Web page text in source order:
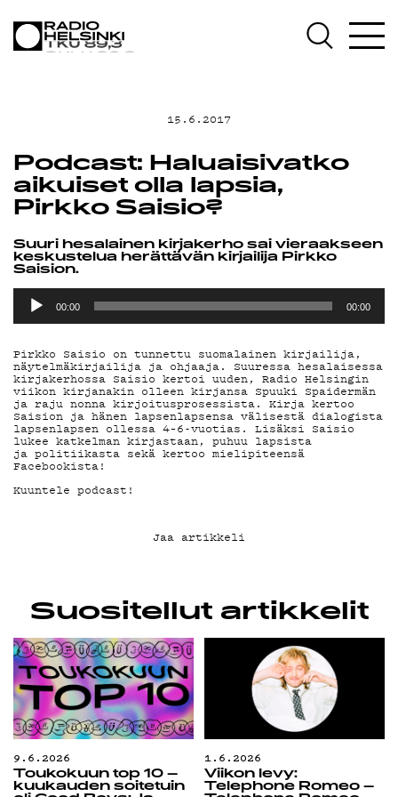
AJANKOHTAISTA
OHJELMAT
TEKIJÄT
ON-DEMAND
PODCAST
MAINOSTA
YHTEYSTIEDOT
G LIVELAB
YSTÄVÄKLUBI
TIETOSUOJA
KIRJAUDU SISÄÄN
15.6.2017
Podcast: Haluaisivatko
aikuiset olla lapsia,
Pirkko Saisio?
Suuri hesalainen kirjakerho sai vieraakseen
keskustelua herättävän kirjailija Pirkko
Saision.
Äänitoistin
00:00 00:00
Pirkko Saisio on tunnettu suomalainen kirjailija,
näytelmäkirjailija ja ohjaaja. Suuressa hesalaisessa
kirjakerhossa Saisio kertoi uuden, Radio Helsingin
viikon kirjanakin olleen kirjansa Spuuki Spaidermän
ja raju nonna kirjoitusprosessista. Kirja kertoo
Saision ja hänen lapsenlapsensa välisestä dialogista
lapsenlapsen ollessa 4–6-vuotias. Lisäksi Saisio
lukee katkelman kirjastaan, puhuu lapsista
ja politiikasta sekä kertoo mielipiteensä
Facebookista!
Kuuntele podcast!
Jaa artikkeli
Suositellut artikkelit
9.6.2026
Toukokuun top 10 –
kuukauden soitetuin
1.6.2026
Viikon levy:
Telephone Romeo –